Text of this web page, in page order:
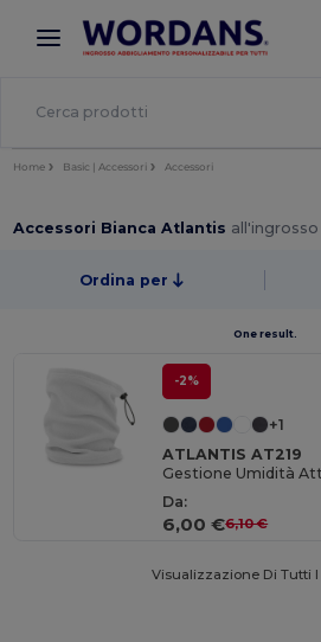
× App Wordans
Prezzi migliori sull'app!
Home Basic | Accessori Accessori
Accessori Bianca Atlantis
Ordina per
One result.
-2%
+1
ATLANTIS AT219
Gestione Umidità
Da:
6,00 €6,10 €
Visualizzazione Di Tutti